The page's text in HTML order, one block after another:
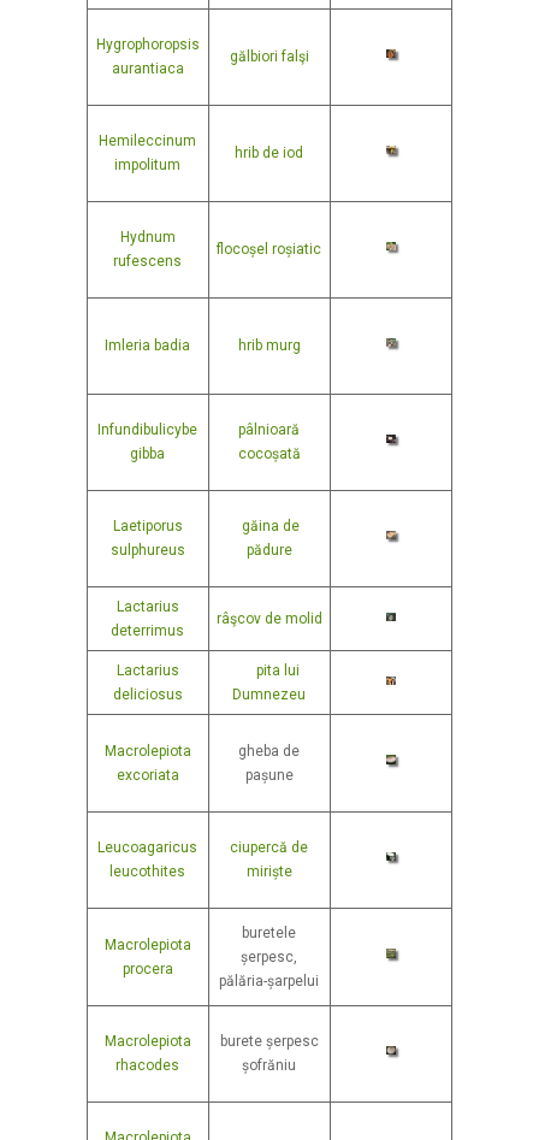
Hygrophoropsis
aurantiaca
gălbiori falşi
Hemileccinum
impolitum
hrib de iod
Hydnum
rufescens
flocoșel roșiatic
Imleria badia hrib murg
Infundibulicybe
gibba
pâlnioară
cocoșată
Laetiporus
sulphureus
găina de
pădure
Lactarius
deterrimus
râşcov de molid
Lactarius
deliciosus
pita lui
Dumnezeu
Macrolepiota
excoriata
gheba de
pașune
Leucoagaricus
leucothites
ciupercă de
miriște
Macrolepiota
procera
buretele
șerpesc,
pălăria-șarpelui
Macrolepiota
rhacodes
burete șerpesc
șofrăniu